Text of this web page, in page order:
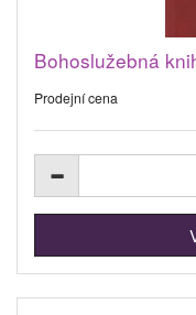
Bohoslužebná
Prodejní cena